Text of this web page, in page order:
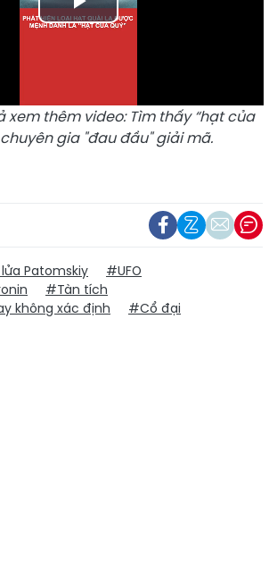
Play
xem thêm video: Tìm thấy “hạt của
gia "đau đầu" giải mã.
Patomskiy
#UFO
#Tàn tích
không xác định
#Cổ đại